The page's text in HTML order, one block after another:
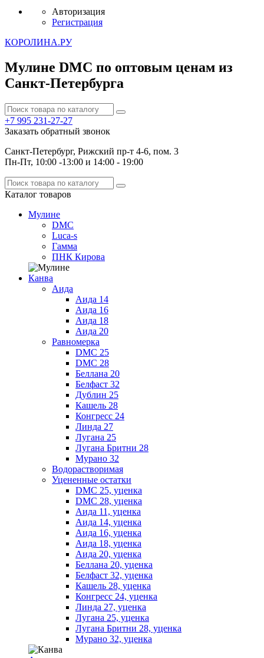
Авторизация
Регистрация
КОРОЛИНА.РУ
Мулине DMC по оптовым ценам из
Санкт-Петербурга
+7 995 231-27-27
Заказать обратный звонок
Санкт-Петербург, Рижский пр-т 4-6, пом. 3
Пн-Пт, 10:00 -13:00 и 14:00 - 19:00
Каталог товаров
Мулине
DMC
Luca-s
Гамма
ПНК Кирова
Канва
Аида
Аида 14
Аида 16
Аида 18
Аида 20
Равномерка
DMC 25
DMC 28
Беллана 20
Белфаст 32
Дублин 25
Кашель 28
Конгресс 24
Линда 27
Лугана 25
Лугана Бритни 28
Мурано 32
Водорастворимая
Уцененные остатки
DMC 25, уценка
DMC 28, уценка
Аида 11, уценка
Аида 14, уценка
Аида 16, уценка
Аида 18, уценка
Аида 20, уценка
Беллана 20, уценка
Белфаст 32, уценка
Кашель 28, уценка
Конгресс 24, уценка
Линда 27, уценка
Лугана 25, уценка
Лугана Бритни 28, уценка
Мурано 32, уценка